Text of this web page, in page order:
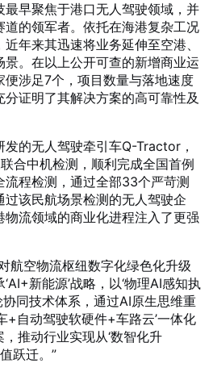
早聚焦于港口无人驾驶领域，并
道的领军者。依托在海港复杂工况
年来其迅速将业务延伸至空港、
。在以上公开可查的新增商业运
涉足7个，项目数量与落地速度
证明了其解决方案的高可靠性及
的无人驾驶牵引车Q-Tractor，
合中机检测，顺利完成全国首例
程检测，通过全部33个严苛测
该民航场景检测的无人驾驶企
流领域的商业化进程注入了更强
航空物流枢纽数字化绿色化升级
新能源’战略，以‘物理AI感知执
同技术体系，通过AI原生思维重
+自动驾驶软硬件+车路云’一体化
推动行业实现从‘数智化升
跃迁。”